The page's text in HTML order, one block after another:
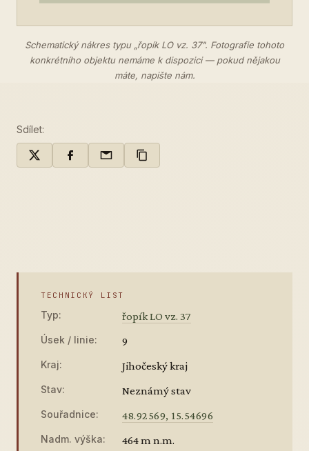
Schematický nákres typu „řopík LO vz. 37". Fotografie tohoto
konkrétního objektu nemáme k dispozici — pokud nějakou
máte, napište nám.
Sdílet:
TECHNICKÝ LIST
Typ: řopík LO vz. 37
Úsek / linie: 9
Kraj: Jihočeský kraj
Stav: Neznámý stav
Souřadnice: 48.92569, 15.54696
Nadm. výška: 464 m n.m.